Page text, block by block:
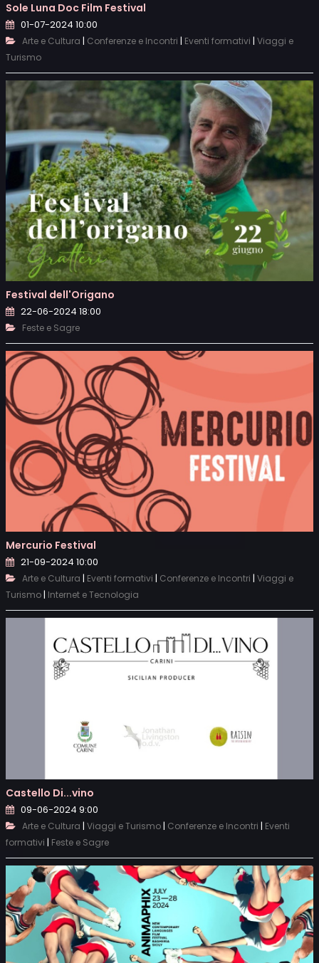
Sole Luna Doc Film Festival
01-07-2024 10:00
Arte e Cultura | Conferenze e Incontri | Eventi formativi | Viaggi e
Turismo
Festival dell'Origano
22-06-2024 18:00
Feste e Sagre
Mercurio Festival
21-09-2024 10:00
Arte e Cultura | Eventi formativi | Conferenze e Incontri | Viaggi e
Turismo | Internet e Tecnologia
Castello Di...vino
09-06-2024 9:00
Arte e Cultura | Viaggi e Turismo| Conferenze e Incontri | Eventi
formativi | Feste e Sagre